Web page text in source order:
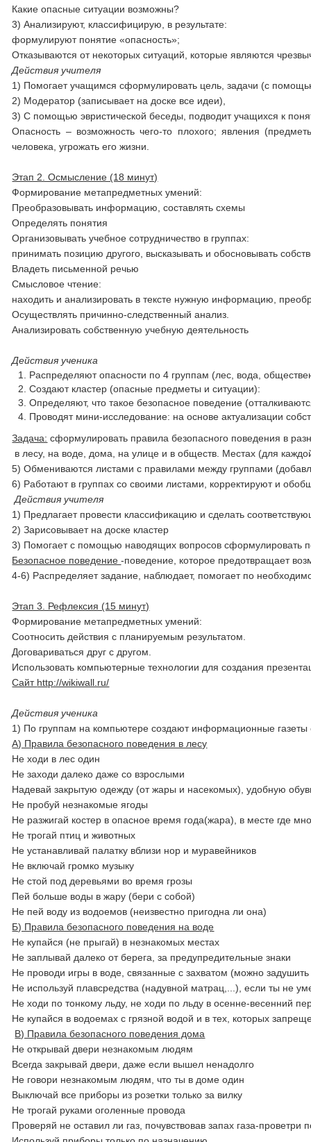
Какие опасные ситуации возможны?
3) Анализируют, классифицирую, в результате:
формулируют понятие «опасность»;
Отказываются от некоторых ситуаций, которые являются
Действия учителя
1) Помогает учащимся сформулировать цель, задачи (с
2) Модератор (записывает на доске все идеи),
3) С помощью эвристической беседы, подводит учащихся к
Опасность – возможность чего-то плохого; явления
человека, угрожать его жизни.
Этап 2. Осмысление (18 минут)
Формирование метапредметных умений:
Преобразовывать информацию, составлять схемы
Определять понятия
Организовывать учебное сотрудничество в группах:
принимать позицию другого, высказывать и обосновывать
Владеть письменной речью
Смысловое чтение:
находить и анализировать в тексте нужную информацию,
Осуществлять причинно-следственный анализ.
Анализировать собственную учебную деятельность
Действия ученика
Распределяют опасности по 4 группам (лес, вода,
Создают кластер (опасные предметы и ситуации):
Определяют, что такое безопасное поведение
Проводят мини-исследование: на основе актуализации
Задача: сформулировать правила безопасного поведения в
в лесу, на воде, дома, на улице и в обществ. Местах (для
5) Обмениваются листами с правилами между группами
6) Работают в группах со своими листами, корректируют и
Действия учителя
1) Предлагает провести классификацию и сделать
2) Зарисовывает на доске кластер
3) Помогает с помощью наводящих вопросов сформулировать
Безопасное поведение-поведение, которое предотвращает
4-6) Распределяет задание, наблюдает, помогает по
Этап 3. Рефлексия (15 минут)
Формирование метапредметных умений:
Соотносить действия с планируемым результатом.
Договариваться друг с другом.
Использовать компьютерные технологии для создания
Сайт http://wikiwall.ru/
Действия ученика
1) По группам на компьютере создают информационные
А) Правила безопасного поведения в лесу
Не ходи в лес один
Не заходи далеко даже со взрослыми
Надевай закрытую одежду (от жары и насекомых), удобную
Не пробуй незнакомые ягоды
Не разжигай костер в опасное время года(жара), в месте где
Не трогай птиц и животных
Не устанавливай палатку вблизи нор и муравейников
Не включай громко музыку
Не стой под деревьями во время грозы
Пей больше воды в жару (бери с собой)
Не пей воду из водоемов (неизвестно пригодна ли она)
Б) Правила безопасного поведения на воде
Не купайся (не прыгай) в незнакомых местах
Не заплывай далеко от берега, за предупредительные знаки
Не проводи игры в воде, связанные с захватом (можно задушить
Не используй плавсредства (надувной матрац,...), если ты не
Не ходи по тонкому льду, не ходи по льду в осенне-весенний
Не купайся в водоемах с грязной водой и в тех, которых
В) Правила безопасного поведения дома
Не открывай двери незнакомым людям
Всегда закрывай двери, даже если вышел ненадолго
Не говори незнакомым людям, что ты в доме один
Выключай все приборы из розетки только за вилку
Не трогай руками оголенные провода
Проверяй не оставил ли газ, почувствовав запах газа-